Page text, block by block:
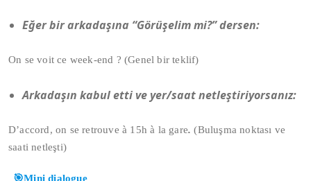
Eğer bir arkadaşına “Görüşelim mi?” dersen:
On se voit ce week-end ? (Genel bir teklif)
Arkadaşın kabul etti ve yer/saat netleştiriyorsanız:
D’accord, on se retrouve à 15h à la gare. (Buluşma noktası ve
saati netleşti)
🎯Mini dialogue